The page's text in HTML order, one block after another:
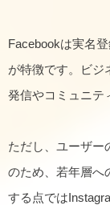
Facebookは実名
が特徴です。ビジ
発信やコミュニテ
ただし、ユーザー
のため、若年層へ
する点では